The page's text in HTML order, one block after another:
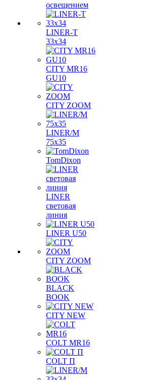
освещением
LINER-T
33x34
CITY MR16
GU10
CITY ZOOM
LINER/M
75х35
TomDixon
LINER
световая
линия
LINER U50
CITY ZOOM
BLACK
BOOK
CITY NEW
COLT MR16
COLT П